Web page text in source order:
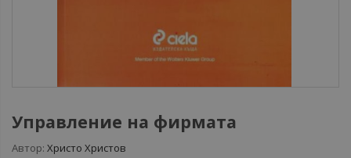
Управление на фирмата
Автор: Христо Христов